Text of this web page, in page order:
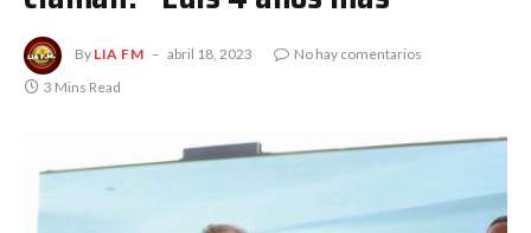
By LIA FM abril 18, 2023
No hay comentarios
3 Mins Read